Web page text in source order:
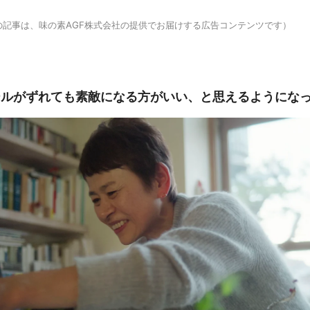
記事は、味の素AGF株式会社の提供でお届けする広告コンテンツです）
がずれても素敵になる方がいい、と思えるようにな